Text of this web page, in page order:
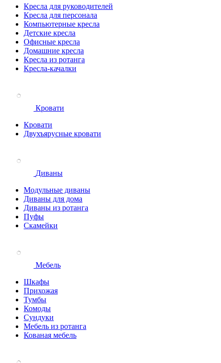
Кресла для руководителей
Кресла для персонала
Компьютерные кресла
Детские кресла
Офисные кресла
Домашние кресла
Кресла из ротанга
Кресла-качалки
Кровати
Кровати
Двухъярусные кровати
Диваны
Модульные диваны
Диваны для дома
Диваны из ротанга
Пуфы
Скамейки
Мебель
Шкафы
Прихожая
Тумбы
Комоды
Сундуки
Мебель из ротанга
Кованая мебель